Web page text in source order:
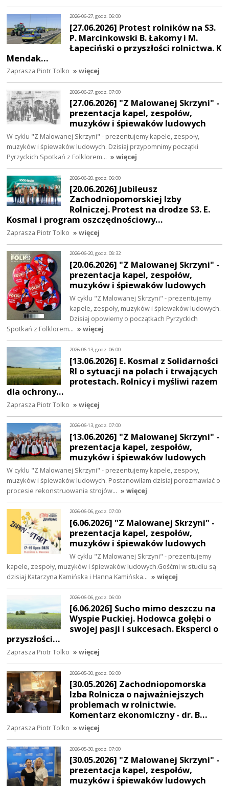
2026-06-27, godz. 06:00
[27.06.2026] Protest rolników na S3.
P. Marcinkowski B. Łakomy i M.
Łapeciński o przyszłości rolnictwa. K
Mendak…
Zaprasza Piotr Tolko » więcej
2026-06-27, godz. 07:00
[27.06.2026] "Z Malowanej Skrzyni" -
prezentacja kapel, zespołów,
muzyków i śpiewaków ludowych
W cyklu "Z Malowanej Skrzyni" - prezentujemy kapele, zespoły,
muzyków i śpiewaków ludowych. Dzisiaj przypomnimy początki
Pyrzyckich Spotkań z Folklorem… » więcej
2026-06-20, godz. 06:00
[20.06.2026] Jubileusz
Zachodniopomorskiej Izby
Rolniczej. Protest na drodze S3. E.
Kosmal i program oszczędnościowy…
Zaprasza Piotr Tolko » więcej
2026-06-20, godz. 08:32
[20.06.2026] "Z Malowanej Skrzyni" -
prezentacja kapel, zespołów,
muzyków i śpiewaków ludowych
W cyklu "Z Malowanej Skrzyni" - prezentujemy
kapele, zespoły, muzyków i śpiewaków ludowych.
Dzisiaj opowiemy o początkach Pyrzyckich
Spotkań z Folklorem… » więcej
2026-06-13, godz. 06:00
[13.06.2026] E. Kosmal z Solidarności
RI o sytuacji na polach i trwających
protestach. Rolnicy i myśliwi razem
dla ochrony…
Zaprasza Piotr Tolko » więcej
2026-06-13, godz. 07:00
[13.06.2026] "Z Malowanej Skrzyni" -
prezentacja kapel, zespołów,
muzyków i śpiewaków ludowych
W cyklu "Z Malowanej Skrzyni" - prezentujemy kapele, zespoły,
muzyków i śpiewaków ludowych. Postanowiłam dzisiaj porozmawiać o
procesie rekonstruowania strojów… » więcej
2026-06-06, godz. 07:00
[6.06.2026] "Z Malowanej Skrzyni" -
prezentacja kapel, zespołów,
muzyków i śpiewaków ludowych
W cyklu "Z Malowanej Skrzyni" - prezentujemy
kapele, zespoły, muzyków i śpiewaków ludowych.Gośćmi w studiu są
dzisiaj Katarzyna Kamińska i Hanna Kamińska… » więcej
2026-06-06, godz. 06:00
[6.06.2026] Sucho mimo deszczu na
Wyspie Puckiej. Hodowca gołębi o
swojej pasji i sukcesach. Eksperci o
przyszłości…
Zaprasza Piotr Tolko » więcej
2026-05-30, godz. 06:00
[30.05.2026] Zachodniopomorska
Izba Rolnicza o najważniejszych
problemach w rolnictwie.
Komentarz ekonomiczny - dr. B…
Zaprasza Piotr Tolko » więcej
2026-05-30, godz. 07:00
[30.05.2026] "Z Malowanej Skrzyni" -
prezentacja kapel, zespołów,
muzyków i śpiewaków ludowych